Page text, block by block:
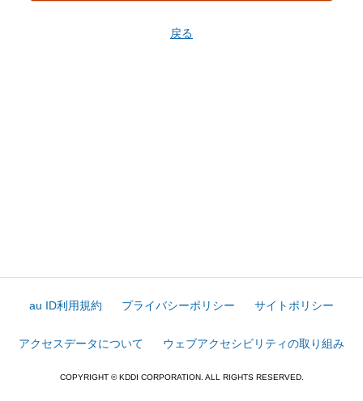
戻る
au ID利用規約 プライバシーポリシー サイトポリシー
アクセスデータについて ウェブアクセシビリティの取り組み
COPYRIGHT © KDDI CORPORATION. ALL RIGHTS RESERVED.